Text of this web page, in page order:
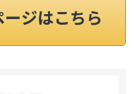
ジはこちら